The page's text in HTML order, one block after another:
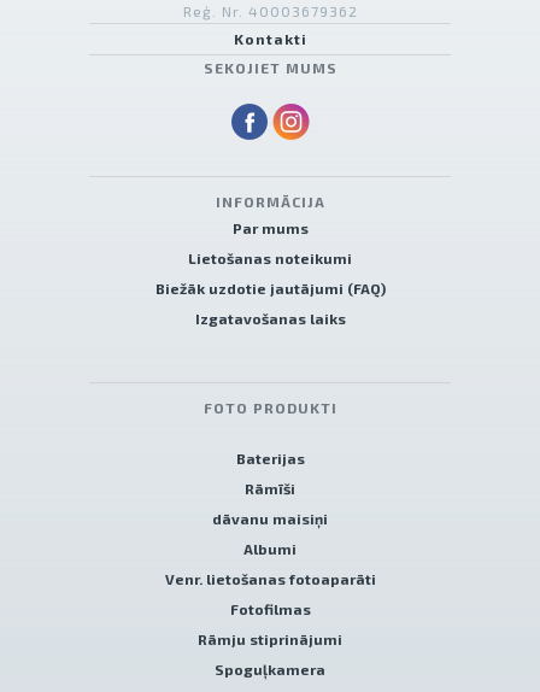
Reģ. Nr. 40003679362
Kontakti
SEKOJIET MUMS
INFORMĀCIJA
Par mums
Lietošanas noteikumi
Biežāk uzdotie jautājumi (FAQ)
Izgatavošanas laiks
FOTO PRODUKTI
Baterijas
Rāmīši
dāvanu maisiņi
Albumi
Venr. lietošanas fotoaparāti
Fotofilmas
Rāmju stiprinājumi
Spoguļkamera